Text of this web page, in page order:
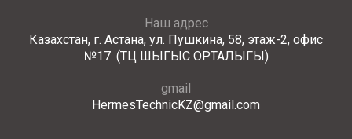
Наш адрес
Казахстан, г. Астана, ул. Пушкина, 58, этаж-2, офис
№17. (ТЦ ШЫГЫС ОРТАЛЫГЫ)
gmail
HermesTechnicKZ@gmail.com